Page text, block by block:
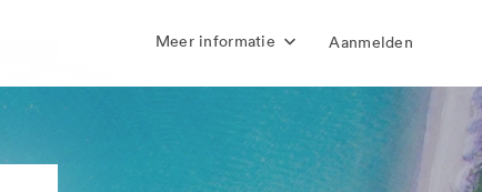
Meer informatie Aanmelden